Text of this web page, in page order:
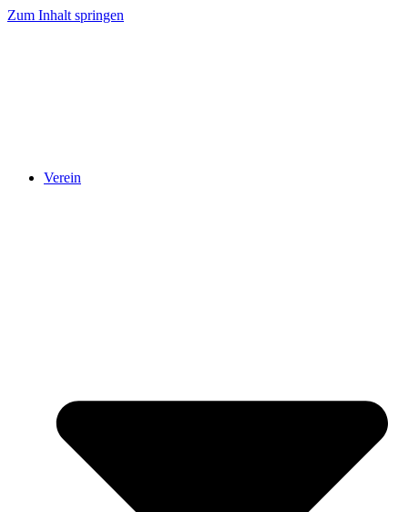
Zum Inhalt springen
Verein